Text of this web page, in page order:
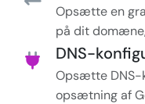
Opsætte en
på dit
DNS-
Opsætte DNS-
opsætning af